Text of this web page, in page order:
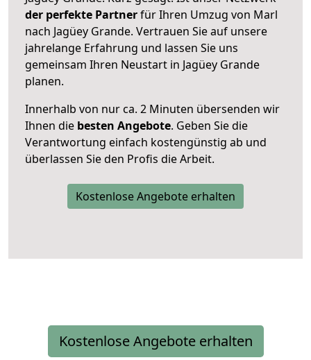
der perfekte Partnerfür Ihren Umzug von Marl
nach Jagüey Grande. Vertrauen Sie auf unsere
jahrelange Erfahrung und lassen Sie uns
gemeinsam Ihren Neustart in Jagüey Grande
planen.
Innerhalb von nur ca. 2 Minuten übersenden wir
Ihnen die besten Angebote. Geben Sie die
Verantwortung einfach kostengünstig ab und
überlassen Sie den Profis die Arbeit.
Kostenlose Angebote erhalten
Kostenlose Angebote erhalten